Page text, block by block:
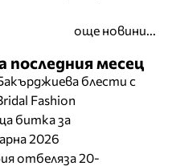
още новини...
последния месец
блести с
Fashion
битка за
2026
отбеляза 20-